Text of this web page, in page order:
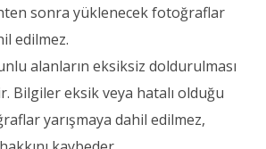
sonra yüklenecek fotoğraflar
edilmez.
alanların eksiksiz doldurulması
Bilgiler eksik veya hatalı olduğu
yarışmaya dahil edilmez,